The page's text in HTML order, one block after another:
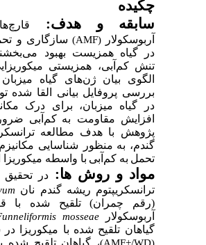
و هدف: قارچ‌های میکوریزا
(AMF)سازگاری وتحمل به تنش را
همزیست بهبود می‌بخشند.در شرایط
همزیستی میکوریزایی با تغییردر
ژن‌های گیاه میزبان همراه است.
پروفایل بیانی القا شدهتوسط میکوریزا
میزبان،
برای درکمکانیزممولکولی
مقاومت به کم‌آبی ضروریاست. این
با هدف مطالعه ترانسکریپتومی ریشه
منظورشناساییمکانیزم‌های مولکولی‌
باواسطه میکوریزاانجام شد.
و روش ­ها: در تحقیق حاضر
الگوی
ریشه گندم نانTriticum aestivum
) تلقیح شده
با قارچ میکوریزا
Funneliformis mosseae
در 4 تیمار:
تلقیح شده با میکوریزا در شرایط کم‌آبی